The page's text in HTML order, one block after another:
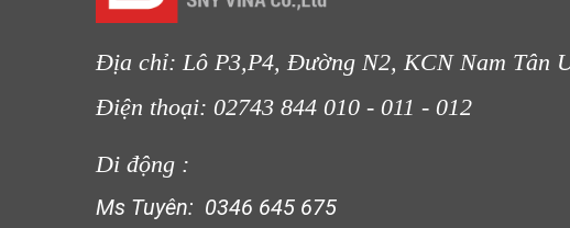
Địa chỉ: Lô P3,P4, Đường N2, KCN Nam Tân
Điện thoại: 02743 844 010 - 011 - 012
Di động :
Ms Tuyên: 0346 645 675